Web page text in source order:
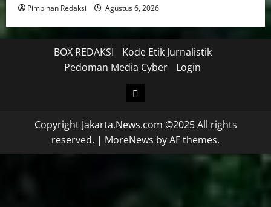
Pimpinan Redaksi Agustus 6, 2026
BOX REDAKSI
Kode Etik Jurnalistik
Pedoman Media Cyber
Login
Copyright Jakarta.News.com ©2025 All rights
reserved. | MoreNews by AF themes.